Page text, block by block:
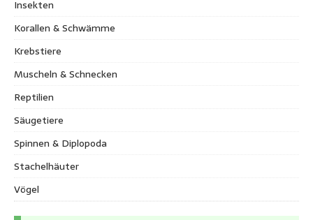
Insekten
Korallen & Schwämme
Krebstiere
Muscheln & Schnecken
Reptilien
Säugetiere
Spinnen & Diplopoda
Stachelhäuter
Vögel